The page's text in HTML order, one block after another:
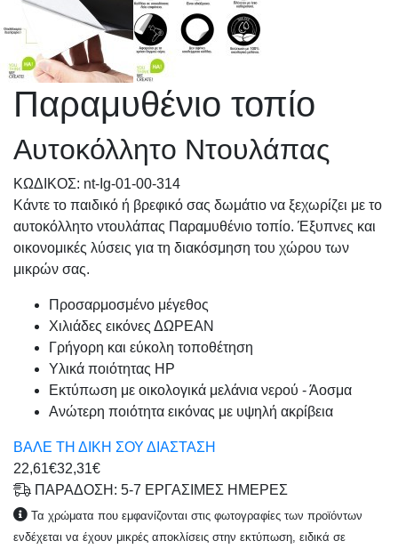
Παραμυθένιο τοπίο
Αυτοκόλλητο Ντουλάπας
KΩΔΙΚΟΣ: nt-Ig-01-00-314
Κάντε το παιδικό ή βρεφικό σας δωμάτιο να ξεχωρίζει με το
αυτοκόλλητο ντουλάπας Παραμυθένιο τοπίο. Έξυπνες και
οικονομικές λύσεις για τη διακόσμηση του χώρου των
μικρών σας.
Προσαρμοσμένo μέγεθος
Χιλιάδες εικόνες ΔΩΡΕΑΝ
Γρήγορη και εύκολη τοποθέτηση
Υλικά ποιότητας HP
Εκτύπωση με οικολογικά μελάνια νερού - Άοσμα
Ανώτερη ποιότητα εικόνας με υψηλή ακρίβεια
ΒΑΛΕ ΤΗ ΔΙΚΗ ΣΟΥ ΔΙΑΣΤΑΣΗ
22,61€32,31€
ΠΑΡΑΔΟΣΗ: 5-7 ΕΡΓΑΣΙΜΕΣ ΗΜΕΡΕΣ
Τα χρώματα που εμφανίζονται στις φωτογραφίες των προϊόντων
ενδέχεται να έχουν μικρές αποκλίσεις στην εκτύπωση, ειδικά σε